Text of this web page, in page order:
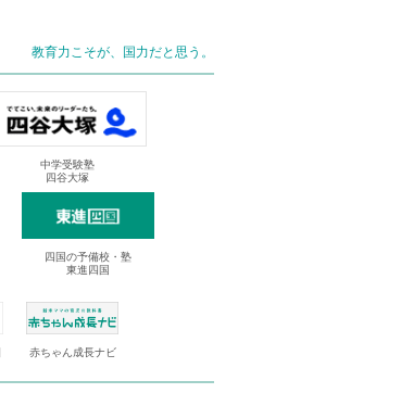
教育力こそが、国力だと思う。
中学受験塾
四谷大塚
四国の予備校・塾
東進四国
赤ちゃん成長ナビ